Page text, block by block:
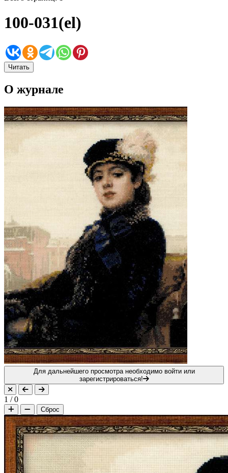
100-031(el)
Читать
О журнале
Для дальнейшего просмотра необходимо войти или
зарегистрироваться!
1 /0
Сброс